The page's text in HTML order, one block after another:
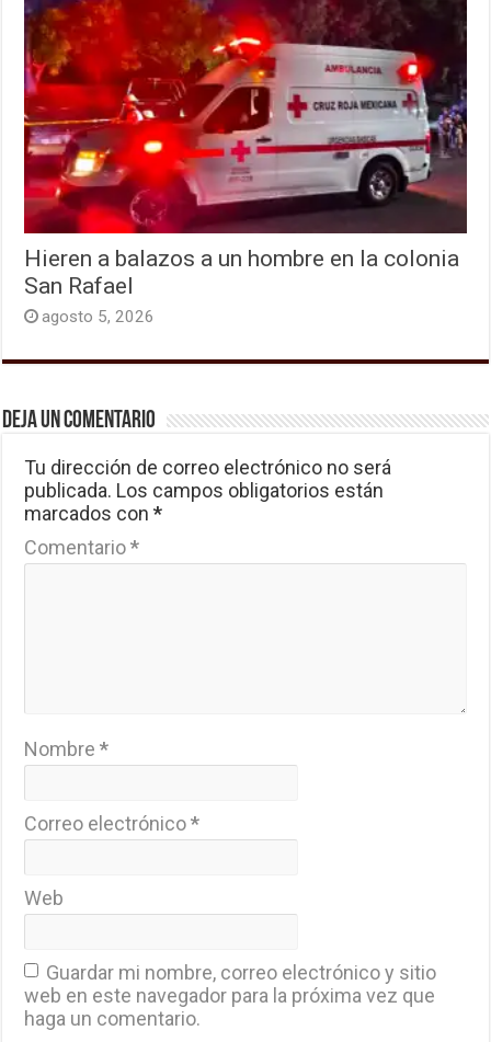
Hieren a balazos a un hombre en la colonia
San Rafael
agosto 5, 2026
Deja un comentario
Tu dirección de correo electrónico no será
publicada. Los campos obligatorios están
marcados con*
Comentario*
Nombre*
Correo electrónico*
Web
Guardar mi nombre, correo electrónico y sitio
web en este navegador para la próxima vez que
haga un comentario.